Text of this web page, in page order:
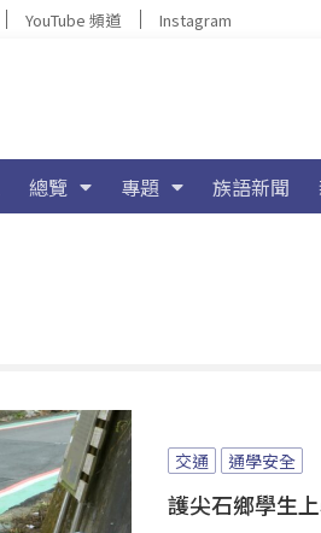
YouTube 頻道 Instagram
總覽 專題 族語新聞
交通 通學安全
護尖石鄉學生